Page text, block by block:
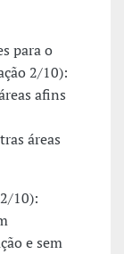
para o
2/10):
afins
áreas
10):
e sem